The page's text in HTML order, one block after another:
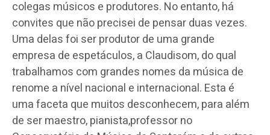
colegas músicos e produtores. No entanto, há
convites que não precisei de pensar duas vezes.
Uma delas foi ser produtor de uma grande
empresa de espetáculos, a Claudisom, do qual
trabalhamos com grandes nomes da música de
renome a nível nacional e internacional. Esta é
uma faceta que muitos desconhecem, para além
de ser maestro, pianista,professor no